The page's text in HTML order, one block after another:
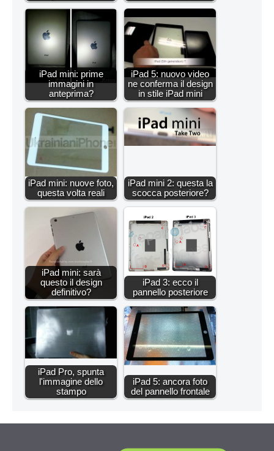
iPad mini: prime
immagini in
anteprima?
iPad 5: nuovo video
ne conferma il design
in stile iPad mini
iPad mini: nuove foto,
questa volta reali
iPad mini 2: questa la
scocca posteriore?
iPad mini: sarà
questo il design
definitivo?
iPad 3: ecco il
pannello posteriore
iPad Pro, spunta
l'immagine dello
stampo
iPad 5: ancora foto
del pannello frontale